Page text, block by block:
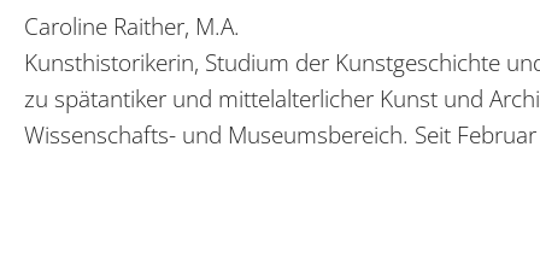
Caroline Raither, M.A.
Kunsthistorikerin, Studium der Kunstgeschichte
zu spätantiker und mittelalterlicher Kunst und
Wissenschafts- und Museumsbereich. Seit